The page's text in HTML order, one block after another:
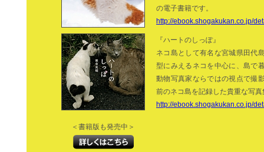
の電子書籍です。
http://ebook.shogakukan.co.jp/
＜書籍版も発売中＞
『ハートのしっぽ』
ネコ島として有名な宮城県田代
型にみえるネコを中心に、島で
動物写真家ならではの視点で撮
前のネコ島を記録した貴重な写真
http://ebook.shogakukan.co.jp/